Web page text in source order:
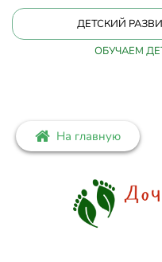
ДЕТСКИЙ
ОБУЧАЕМ
На главную